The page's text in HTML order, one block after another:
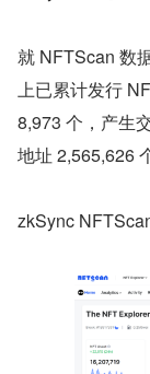
就 NFTScan 数
上已累计发行
8,973 个，产生
地址 2,565,626
zkSync